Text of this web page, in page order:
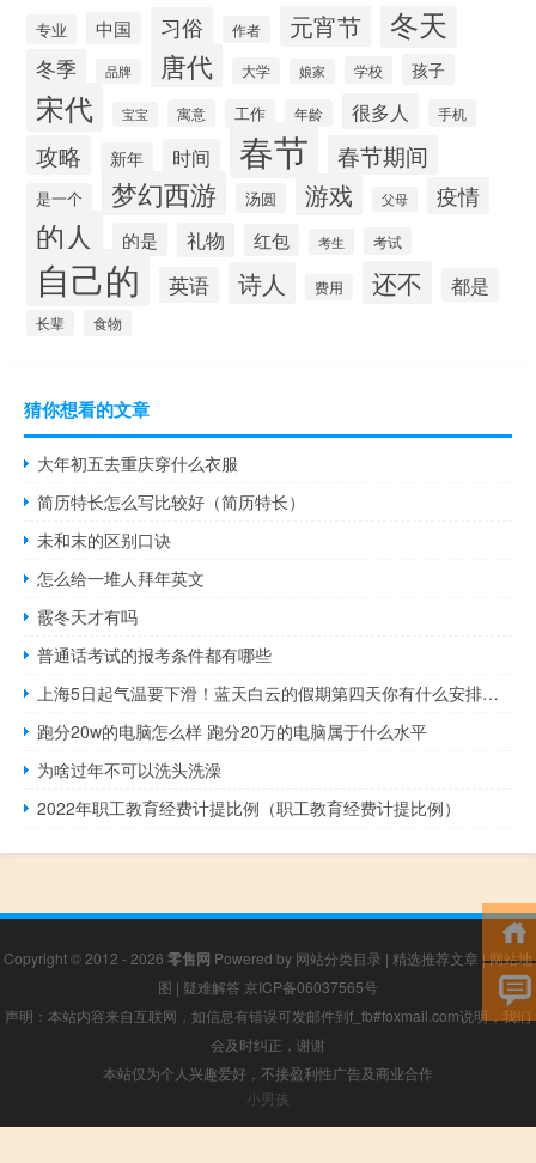
专业 中国 习俗 作者 元宵节 冬天
冬季 品牌 唐代 大学 娘家 学校 孩子
宋代 宝宝 寓意 工作 年龄 很多人 手机
攻略 新年 时间 春节 春节期间
是一个 梦幻西游 汤圆 游戏 父母 疫情
的人 的是 礼物 红包 考生 考试
自己的 英语 诗人 费用 还不 都是
长辈 食物
猜你想看的文章
大年初五去重庆穿什么衣服
简历特长怎么写比较好（简历特长）
未和末的区别口诀
怎么给一堆人拜年英文
霰冬天才有吗
普通话考试的报考条件都有哪些
上海5日起气温要下滑！蓝天白云的假期第四天你有什么安排呢？ 到底什么情况嘞
跑分20w的电脑怎么样 跑分20万的电脑属于什么水平
为啥过年不可以洗头洗澡
2022年职工教育经费计提比例（职工教育经费计提比例）
Copyright © 2012 - 2026 零售网 Powered by 网站分类目录 | 精选推荐文章 |网站地
图 | 疑难解答 京ICP备06037565号
声明：本站内容来自互联网，如信息有错误可发邮件到f_fb#foxmail.com说明，我们
会及时纠正，谢谢
本站仅为个人兴趣爱好，不接盈利性广告及商业合作
小男孩